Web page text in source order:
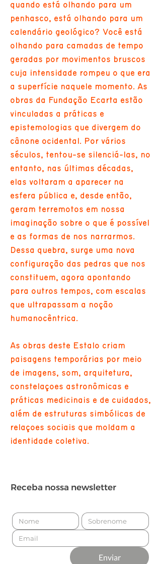
quando está olhando para um
penhasco, está olhando para um
calendário geológico? Você está
olhando para camadas de tempo
geradas por movimentos bruscos
cuja intensidade rompeu o que era
a superfície naquele momento. As
obras da Fundação Ecarta estão
vinculadas a práticas e
epistemologias que divergem do
cânone ocidental. Por vários
séculos, tentou-se silenciá-las, no
entanto, nas últimas décadas,
elas voltaram a aparecer na
esfera pública e, desde então,
geram terremotos em nossa
imaginação sobre o que é possível
e as formas de nos narrarmos.
Dessa quebra, surge uma nova
configuração das pedras que nos
constituem, agora apontando
para outros tempos, com escalas
que ultrapassam a noção
humanocêntrica.
As obras deste Estalo criam
paisagens temporárias por meio
de imagens, som, arquitetura,
constelações astronômicas e
práticas medicinais e de cuidados,
além de estruturas simbólicas de
relações sociais que moldam a
identidade coletiva.
Receba nossa newsletter
Enviar